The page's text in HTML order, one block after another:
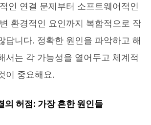
인 연결 문제부터 소프트웨어적인
환경적인 요인까지 복합적으로 작
답니다. 정확한 원인을 파악하고 해
서는 각 가능성을 열어두고 체계적
이 중요해요.
의 허점: 가장 흔한 원인들